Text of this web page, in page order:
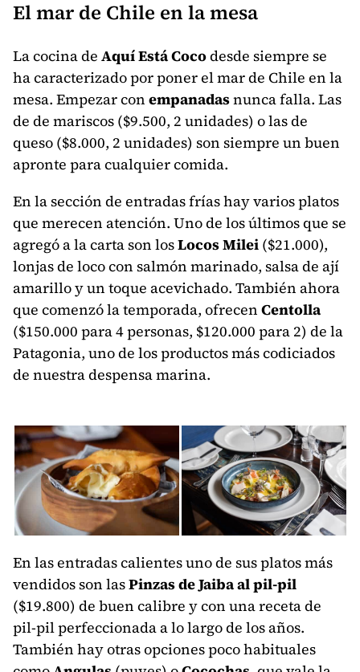
El mar de Chile en la mesa
La cocina de Aquí Está Cocodesde siempre se
ha caracterizado por poner el mar de Chile en la
mesa. Empezar con empanadasnunca falla. Las
de de mariscos ($9.500, 2 unidades) o las de
queso ($8.000, 2 unidades) son siempre un buen
apronte para cualquier comida.
En la sección de entradas frías hay varios platos
que merecen atención. Uno de los últimos que se
agregó a la carta son losLocos Milei ($21.000),
lonjas de loco con salmón marinado, salsa de ají
amarillo y un toque acevichado. También ahora
que comenzó la temporada, ofrecen Centolla
($150.000 para 4 personas, $120.000 para 2) de la
Patagonia, uno de los productos más codiciados
de nuestra despensa marina.
En las entradas calientes uno de sus platos más
vendidos son lasPinzas de Jaiba al pil-pil
($19.800) de buen calibre y con una receta de
pil-pil perfeccionada a lo largo de los años.
También hay otras opciones poco habituales